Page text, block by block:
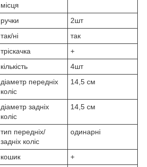
місця
ручки
2шт
так/ні
так
тріскачка
+
кількість
4шт
діаметр передніх
коліс
14,5 см
діаметр задніх
коліс
14,5 см
тип передніх/
задніх коліс
одинарні
кошик
+